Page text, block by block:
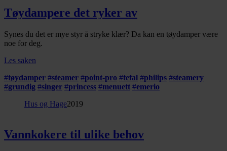
Tøydampere det ryker av
Synes du det er mye styr å stryke klær? Da kan en tøydamper være
noe for deg.
Les saken
#tøydamper #steamer #point-pro #tefal #philips #steamery
#grundig #singer #princess #menuett #emerio
Hus og Hage2019
Vannkokere til ulike behov